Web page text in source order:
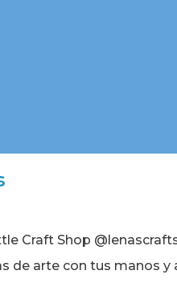
Craft Shop
de arte con tus manos